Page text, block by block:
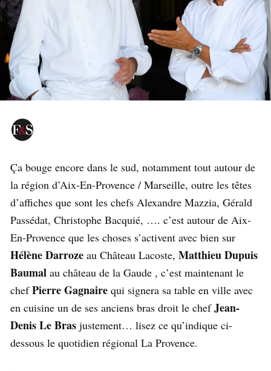
Ça bouge encore dans le sud, notamment tout autour de
la région d’Aix-En-Provence / Marseille, outre les têtes
d’affiches que sont les chefs Alexandre Mazzia, Gérald
Passédat, Christophe Bacquié, …. c’est autour de Aix-
En-Provence que les choses s’activent avec bien sur
Hélène Darroze au Château Lacoste, Matthieu Dupuis
Baumal au château de la Gaude , c’est maintenant le
chefPierre Gagnaire qui signera sa table en ville avec
en cuisine un de ses anciens bras droit le chefJean-
Denis Le Bras justement… lisez ce qu’indique ci-
dessous le quotidien régional La Provence.